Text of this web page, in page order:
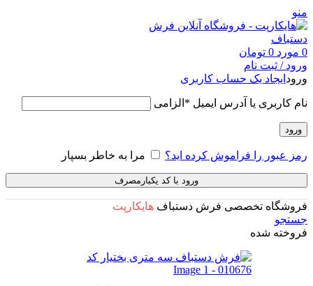
منو
0 مورد 0 تومان
ورود / ثبت نام
ورود ایجاد یک حساب کاربری
نام کاربری یا آدرس ایمیل * الزامی
ورود
رمز عبور را فراموش کرده اید؟ مرا به خاطر بسپار
ورود با کد یکبارمصرف
فروشگاه تخصصی فرش دستباف هایکارپت
جستجو
فروخته شده